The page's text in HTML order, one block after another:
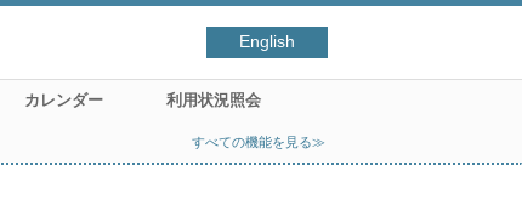
English
カレンダー 利用状況照会
すべての機能を見る≫